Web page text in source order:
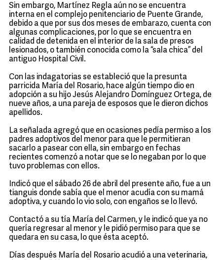
Sin embargo, Martínez Regla aún no se encuentra
interna en el complejo penitenciario de Puente Grande,
debido a que por sus dos meses de embarazo, cuenta con
algunas complicaciones, por lo que se encuentra en
calidad de detenida en el interior de la sala de presos
lesionados, o también conocida como la “sala chica” del
antiguo Hospital Civil.
Con las indagatorias se estableció que la presunta
parricida María del Rosario, hace algún tiempo dio en
adopción a su hijo Jesús Alejandro Domínguez Ortega, de
nueve años, a una pareja de esposos que le dieron dichos
apellidos.
La señalada agregó que en ocasiones pedía permiso a los
padres adoptivos del menor para que le permitieran
sacarlo a pasear con ella, sin embargo en fechas
recientes comenzó a notar que se lo negaban por lo que
tuvo problemas con ellos.
Indicó que el sábado 26 de abril del presente año, fue a un
tianguis donde sabía que el menor acudía con su mamá
adoptiva, y cuando lo vio solo, con engaños se lo llevó.
Contactó a su tía María del Carmen, y le indicó que ya no
quería regresar al menor y le pidió permiso para que se
quedara en su casa, lo que ésta aceptó.
Días después María del Rosario acudió a una veterinaria,